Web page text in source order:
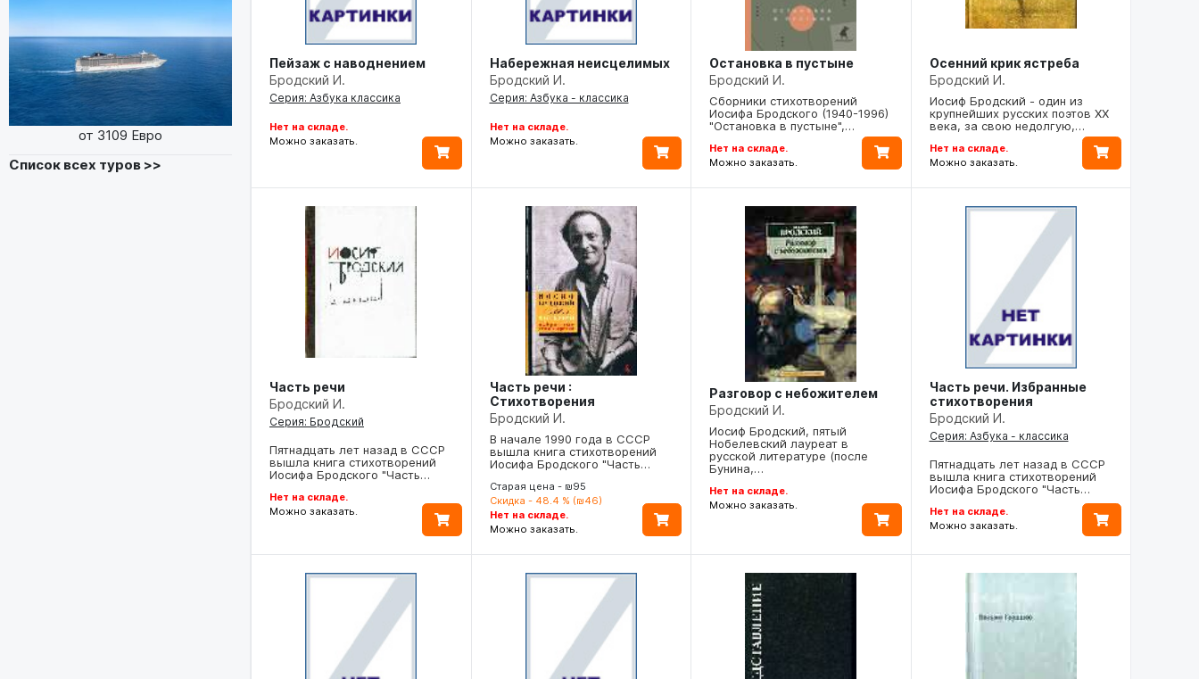
от 3109 Евро
Список всех туров >>
Пейзаж с наводнением
Бродский И.
Серия: Азбука классика
Нет на складе.
Можно заказать.
Набережная неисцелимых
Бродский И.
Серия: Азбука - классика
Нет на складе.
Можно заказать.
Остановка в пустыне
Бродский И.
Сборники стихотворений
Иосифа Бродского (1940-1996)
"Остановка в пустыне",…
Нет на складе.
Можно заказать.
Осенний крик ястреба
Бродский И.
Иосиф Бродский - один из
крупнейших русских поэтов XX
века, за свою недолгую,…
Нет на складе.
Можно заказать.
Часть речи
Бродский И.
Серия: Бродский
Пятнадцать лет назад в СССР
вышла книга стихотворений
Иосифа Бродского "Часть…
Нет на складе.
Можно заказать.
Часть речи :
Стихотворения
Бродский И.
В начале 1990 года в СССР
вышла книга стихотворений
Иосифа Бродского "Часть…
Старая цена - ₪95
Скидка - 48.4 % (₪46)
Нет на складе.
Можно заказать.
Разговор с небожителем
Бродский И.
Иосиф Бродский, пятый
Нобелевский лауреат в
русской литературе (после
Бунина,…
Нет на складе.
Можно заказать.
Часть речи. Избранные
стихотворения
Бродский И.
Серия: Азбука - классика
Пятнадцать лет назад в СССР
вышла книга стихотворений
Иосифа Бродского "Часть…
Нет на складе.
Можно заказать.